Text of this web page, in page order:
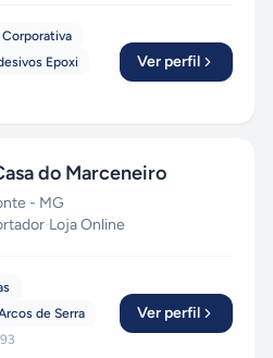
Epoxi
Ver perfil
do Marceneiro
- MG
·Loja Online
de Serra
93
Ver perfil